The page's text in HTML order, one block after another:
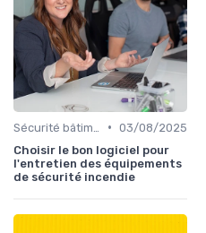
• 03/08/2025
Choisir le bon logiciel pour
l'entretien des équipements
de sécurité incendie